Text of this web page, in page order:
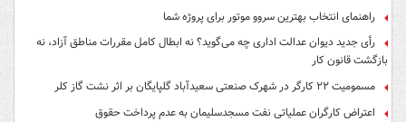
راهنمای انتخاب بهترین سروو موتور برای پروژه شما
رأی جدید دیوان عدالت اداری چه می‌گوید؟ نه ابطال کامل مقررات مناطق آزاد، نه
بازگشت قانون کار
مسمومیت ۲۲ کارگر در شهرک صنعتی سعیدآباد گلپایگان بر اثر نشت گاز کلر
اعتراض کارگران عملیاتی نفت مسجدسلیمان به عدم پرداخت حقوق